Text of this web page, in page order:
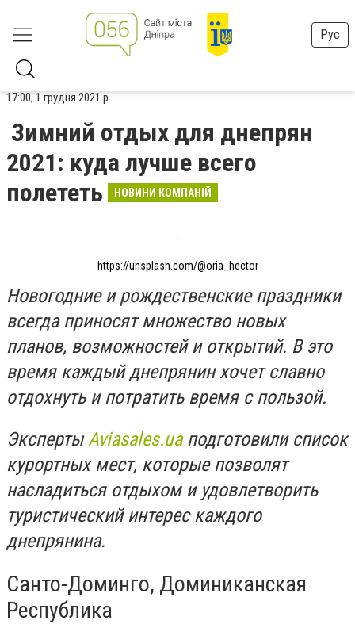
Рус
17:00, 1 грудня 2021 р.
Зимний отдых для днепрян
2021: куда лучше всего
полететь
НОВИНИ КОМПАНІЙ
https://unsplash.com/@oria_hector
Новогодние и рождественские праздники
всегда приносят множество новых
планов, возможностей и открытий. В это
время каждый днепрянин хочет славно
отдохнуть и потратить время с пользой.
ЭкспертыAviasales.uaподготовили список
курортных мест, которые позволят
насладиться отдыхом и удовлетворить
туристический интерес каждого
днепрянина.
Санто-Доминго, Доминиканская
Республика